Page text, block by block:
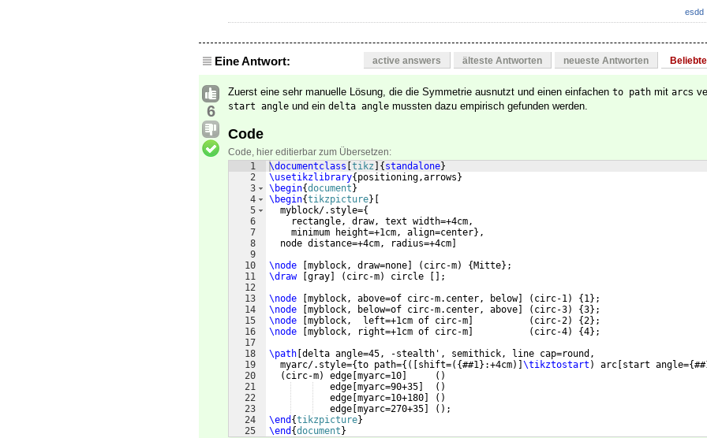
esdd
Eine Antwort: active answers älteste Antworten neueste Antworten
6
Zuerst eine sehr manuelle Lösung, die die Symmetrie ausnutzt und einen einfachen to path mit arcs
start angle und ein delta angle mussten dazu empirisch gefunden werden.
Code
Code, hier editierbar zum Übersetzen:
1
2
3
4
5
6
7
8
9
10
11
12
13
14
15
16
17
18
19
20
21
22
23
24
25
\documentclass tikz { standalone}
\usetikzlibrary{ positioning,arrows }
\begin{document }
\begin{tikzpicture}
  myblock/.style=
{
    rectangle, draw, text width=+4cm,
    minimum height=+1cm, align=center
} ,
  node distance=+4cm, radius=+4cm
\node
myblock, draw=none ( circ-m) { Mitte} ;
\draw
gray ( circ-m) circle
;
\node
myblock, above=of circ-m.center, below] ( circ-1) { 1} ;
\node
myblock, below=of circ-m.center, above ( circ-3) {3} ;
\node
myblock,  left=+1cm of circ-m ( circ-2) {2} ;
\node
myblock, right=+1cm of circ-m ( circ-4) {4} ;
\path delta angle=45, -stealth', semithick, line cap=round,
  myarc/.style=
{to path={([ shift=({##1} :+4cm)] \tikztostart ) arc start angle={
( circ-m) edge myarc=10 ( )
   edge
myarc=90+35 ( )
   edge
myarc=10+180 ( )
   edge
myarc=270+35 ( ) ;
\end {tikzpicture}
\end {document }